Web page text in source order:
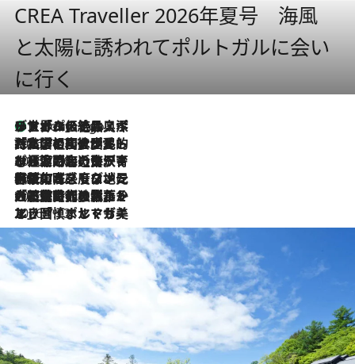
CREA Traveller 2026年夏号 海風
と太陽に誘われてポルトガルに会い
に行く
6 Hours Ago
リスボンの絶品スイーツ「パステル・デ・ナタ」とは？ポルトガル伝統の奥深い世界へ
2026.7.27
「私の祖国はポルトガル語です」国民的詩人フェルナンド・ペソアと、彼が愛した文学の街を歩く
2026.7.26
ポルトガル近海が育む極上の海の幸。キリリと冷えた白ワインと愉しむ、シーフード専門店の贅沢
2026.7.22
伝統の味をモダンに昇華。高感度な地元客が集う、リスボンの最旬ガストロノミー
2026.7.21
大航海時代の栄華から、震災、独裁、そして革命へ。ポルトガル・首都リスボンの石畳に刻まれた「歴史の光と影」
2026.7.13
エッセイ・ヤマザキマリ「慎ましくも美しき国 ポルトガル」